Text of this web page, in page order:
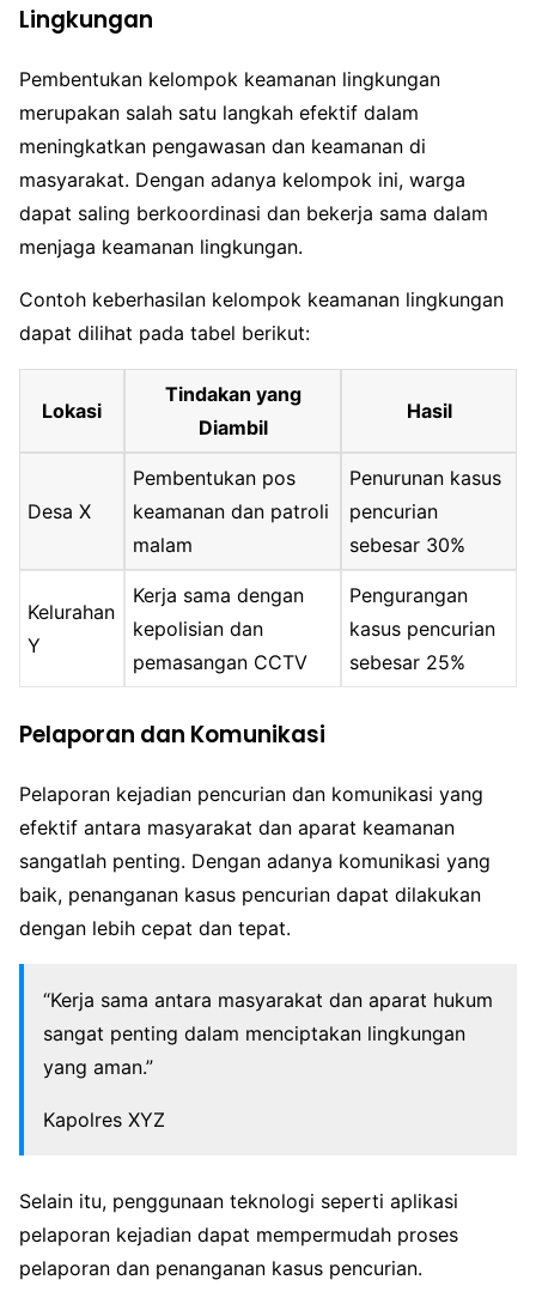
Lingkungan
Pembentukan kelompok keamanan lingkungan
merupakan salah satu langkah efektif dalam
meningkatkan pengawasan dan keamanan di
masyarakat. Dengan adanya kelompok ini, warga
dapat saling berkoordinasi dan bekerja sama dalam
menjaga keamanan lingkungan.
Contoh keberhasilan kelompok keamanan lingkungan
dapat dilihat pada tabel berikut:
Lokasi
Tindakan yang
Diambil
Hasil
Desa X
Pembentukan pos
keamanan dan patroli
malam
Penurunan kasus
pencurian
sebesar 30%
Kelurahan
Y
Kerja sama dengan
kepolisian dan
pemasangan CCTV
Pengurangan
kasus pencurian
sebesar 25%
Pelaporan dan Komunikasi
Pelaporan kejadian pencurian dan komunikasi yang
efektif antara masyarakat dan aparat keamanan
sangatlah penting. Dengan adanya komunikasi yang
baik, penanganan kasus pencurian dapat dilakukan
dengan lebih cepat dan tepat.
“Kerja sama antara masyarakat dan aparat hukum
sangat penting dalam menciptakan lingkungan
yang aman.”
Kapolres XYZ
Selain itu, penggunaan teknologi seperti aplikasi
pelaporan kejadian dapat mempermudah proses
pelaporan dan penanganan kasus pencurian.